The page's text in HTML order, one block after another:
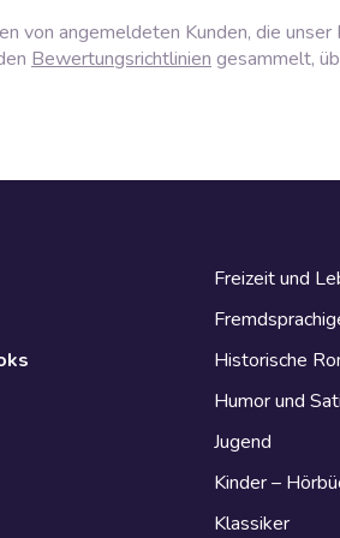
von angemeldeten Kunden, die
Bewertungsrichtlinien gesammelt,
Freizeit und
Historische
Humor und
Jugend
Kinder –
Klassiker